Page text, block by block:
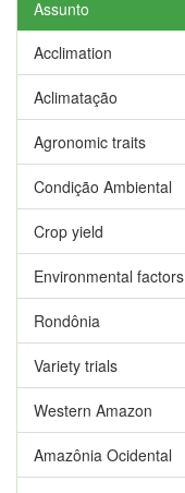
Assunto
Acclimation
Aclimatação
Agronomic traits
Condição Ambiental
Crop yield
Environmental factors
Rondônia
Variety trials
Western Amazon
Amazônia Ocidental